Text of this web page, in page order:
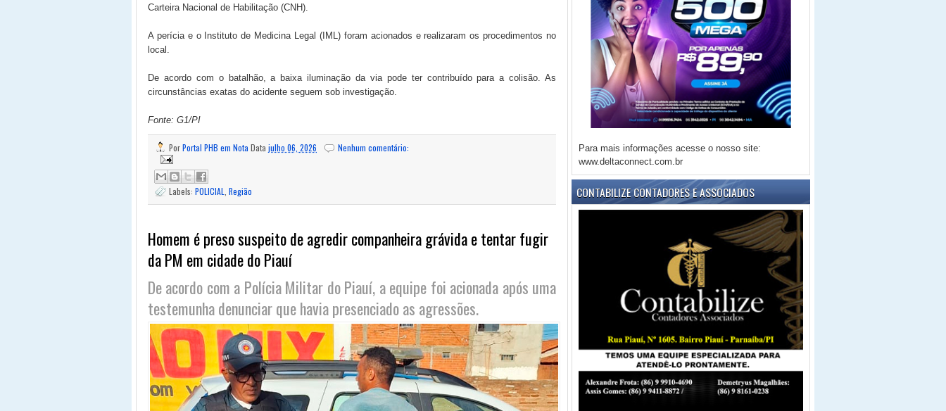
Carteira Nacional de Habilitação (CNH).
A perícia e o Instituto de Medicina Legal (IML) foram acionados e realizaram os procedimentos no
local.
De acordo com o batalhão, a baixa iluminação da via pode ter contribuído para a colisão. As
circunstâncias exatas do acidente seguem sob investigação.
Fonte: G1/PI
PorPortal PHB em Nota Data julho 06, 2026 Nenhum comentário:
Labels: POLICIAL Região
Homem é preso suspeito de agredir companheira grávida e tentar fugir
da PM em cidade do Piauí
De acordo com a Polícia Militar do Piauí, a equipe foi acionada após uma
testemunha denunciar que havia presenciado as agressões.
Para mais informações acesse o nosso site:
www.deltaconnect.com.br
CONTABILIZE CONTADORES E ASSOCIADOS